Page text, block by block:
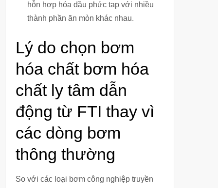
hỗn hợp hóa dầu phức tạp với nhiều
thành phần ăn mòn khác nhau.
Lý do chọn bơm
hóa chất bơm hóa
chất ly tâm dẫn
động từ FTI thay vì
các dòng bơm
thông thường
So với các loại bơm công nghiệp truyền